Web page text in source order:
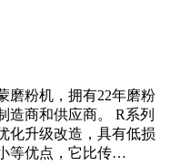
磨粉机，拥有22年磨粉
造商和供应商。 R系列
化升级改造，具有低损
等优点，它比传…